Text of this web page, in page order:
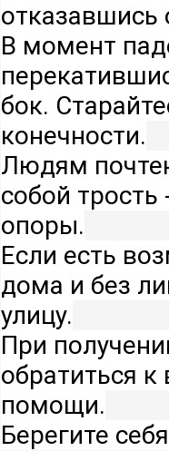
отказавшись
В момент
бок.
конечности.
Людям
собой
опоры.
Если есть
дома и без
улицу.
При
обратиться
помощи.
Берегите